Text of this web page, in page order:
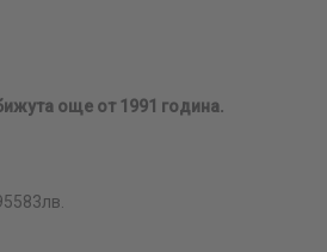
още от 1991 година.